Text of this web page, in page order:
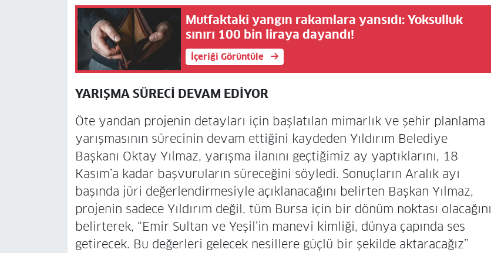
Mutfaktaki yangın rakamlara yansıdı: Yoksulluk
sınırı 100 bin liraya dayandı!
İçeriği Görüntüle
YARIŞMA SÜRECİ DEVAM EDİYOR
Öte yandan projenin detayları için başlatılan mimarlık ve şehir planlama
yarışmasının sürecinin devam ettiğini kaydeden Yıldırım Belediye
Başkanı Oktay Yılmaz, yarışma ilanını geçtiğimiz ay yaptıklarını, 18
Kasım’a kadar başvuruların süreceğini söyledi. Sonuçların Aralık ayı
başında jüri değerlendirmesiyle açıklanacağını belirten Başkan Yılmaz,
projenin sadece Yıldırım değil, tüm Bursa için bir dönüm noktası olacağını
belirterek, “Emir Sultan ve Yeşil’in manevi kimliği, dünya çapında ses
getirecek. Bu değerleri gelecek nesillere güçlü bir şekilde aktaracağız”